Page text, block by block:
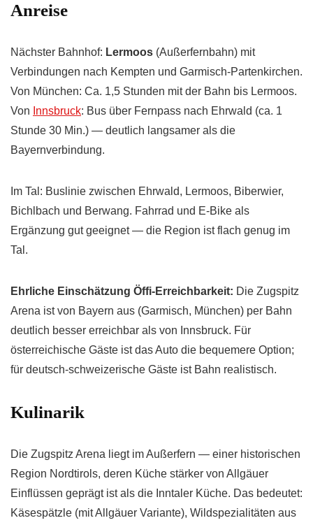
Anreise
Nächster Bahnhof: Lermoos (Außerfernbahn) mit
Verbindungen nach Kempten und Garmisch-Partenkirchen.
Von München: Ca. 1,5 Stunden mit der Bahn bis Lermoos.
Von Innsbruck: Bus über Fernpass nach Ehrwald (ca. 1
Stunde 30 Min.) — deutlich langsamer als die
Bayernverbindung.
Im Tal: Buslinie zwischen Ehrwald, Lermoos, Biberwier,
Bichlbach und Berwang. Fahrrad und E-Bike als
Ergänzung gut geeignet — die Region ist flach genug im
Tal.
Ehrliche Einschätzung Öffi-Erreichbarkeit: Die Zugspitz
Arena ist von Bayern aus (Garmisch, München) per Bahn
deutlich besser erreichbar als von Innsbruck. Für
österreichische Gäste ist das Auto die bequemere Option;
für deutsch-schweizerische Gäste ist Bahn realistisch.
Kulinarik
Die Zugspitz Arena liegt im Außerfern — einer historischen
Region Nordtirols, deren Küche stärker von Allgäuer
Einflüssen geprägt ist als die Inntaler Küche. Das bedeutet:
Käsespätzle (mit Allgäuer Variante), Wildspezialitäten aus